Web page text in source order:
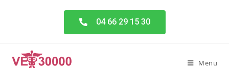
04 66 29 15 30
Menu